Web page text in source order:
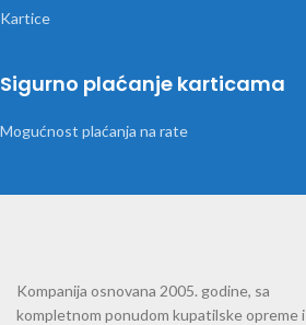
Sigurno plaćanje karticama
Mogućnost plaćanja na rate
Kompanija osnovana 2005. godine, sa
kompletnom ponudom kupatilske opreme i